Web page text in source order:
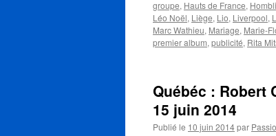
groupe, Hauts de France,
Léo Noël, Liège, Lio, Liverpool,
Marc Wathieu, Mariage, Marie-
premier album, publicité, Rita
Québéc : Robert
15 juin 2014
Publié le 10 juin 2014par